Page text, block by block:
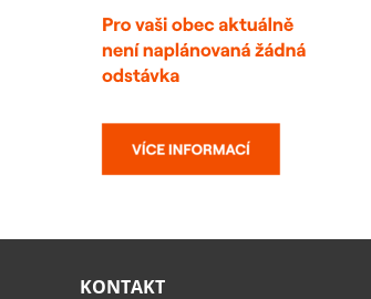
KONTAKT